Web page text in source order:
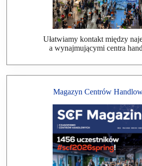
Ułatwiamy kontakt między
a wynajmującymi centra
Magazyn Centrów